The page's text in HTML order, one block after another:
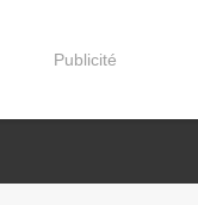
Publicité